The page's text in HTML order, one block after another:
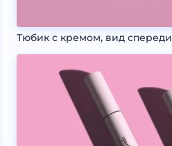
Тюбик с кремом, вид спереди